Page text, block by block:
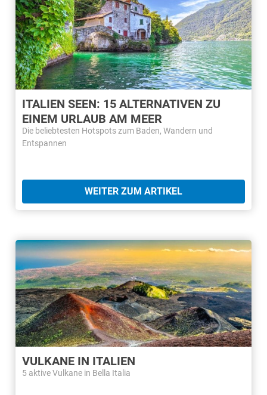
ITALIEN SEEN: 15 ALTERNATIVEN ZU
EINEM URLAUB AM MEER
Die beliebtesten Hotspots zum Baden, Wandern und
Entspannen
WEITER ZUM ARTIKEL
VULKANE IN ITALIEN
5 aktive Vulkane in Bella Italia